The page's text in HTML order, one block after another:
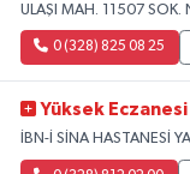
ULAŞI MAH. 11507 SOK.
0 (328) 825 08 25
Yüksek Eczanesi
İBN-İ SİNA HASTANESİ